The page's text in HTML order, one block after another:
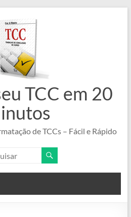
TCC em 20
de TCCs – Fácil e Rápido